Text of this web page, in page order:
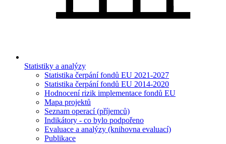
Statistiky a analýzy
Statistika čerpání fondů EU 2021-2027
Statistika čerpání fondů EU 2014-2020
Hodnocení rizik implementace fondů EU
Mapa projektů
Seznam operací (příjemců)
Indikátory - co bylo podpořeno
Evaluace a analýzy (knihovna evaluací)
Publikace